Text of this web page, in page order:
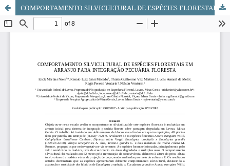
COMPORTAMENTO SILVICULTURAL DE ESPÉCIES FLORESTAIS EM ARRANJO PARA INTEGRAÇÃO PECUÁRIA FLORESTA